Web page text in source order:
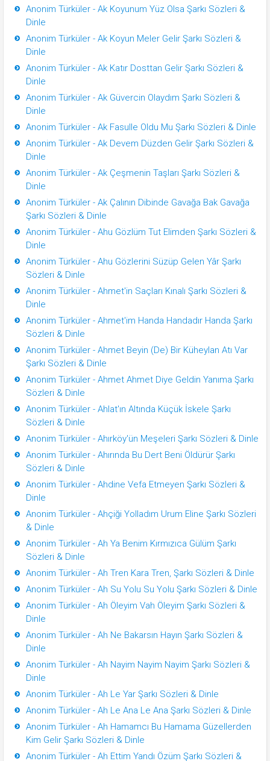
Anonim Türküler - Ak Koyunum Yüz Olsa Şarkı Sözleri &
Dinle
Anonim Türküler - Ak Koyun Meler Gelir Şarkı Sözleri &
Dinle
Anonim Türküler - Ak Katır Dosttan Gelir Şarkı Sözleri &
Dinle
Anonim Türküler - Ak Güvercin Olaydım Şarkı Sözleri &
Dinle
Anonim Türküler - Ak Fasulle Oldu Mu Şarkı Sözleri & Dinle
Anonim Türküler - Ak Devem Düzden Gelir Şarkı Sözleri &
Dinle
Anonim Türküler - Ak Çeşmenin Taşları Şarkı Sözleri &
Dinle
Anonim Türküler - Ak Çalının Dibinde Gavağa Bak Gavağa
Şarkı Sözleri & Dinle
Anonim Türküler - Ahu Gözlüm Tut Elimden Şarkı Sözleri &
Dinle
Anonim Türküler - Ahu Gözlerini Süzüp Gelen Yâr Şarkı
Sözleri & Dinle
Anonim Türküler - Ahmet'in Saçları Kınalı Şarkı Sözleri &
Dinle
Anonim Türküler - Ahmet'im Handa Handadır Handa Şarkı
Sözleri & Dinle
Anonim Türküler - Ahmet Beyin (De) Bir Küheylan Atı Var
Şarkı Sözleri & Dinle
Anonim Türküler - Ahmet Ahmet Diye Geldin Yanıma Şarkı
Sözleri & Dinle
Anonim Türküler - Ahlat'ın Altında Küçük İskele Şarkı
Sözleri & Dinle
Anonim Türküler - Ahırköy'ün Meşeleri Şarkı Sözleri & Dinle
Anonim Türküler - Ahırında Bu Dert Beni Öldürür Şarkı
Sözleri & Dinle
Anonim Türküler - Ahdine Vefa Etmeyen Şarkı Sözleri &
Dinle
Anonim Türküler - Ahçiği Yolladım Urum Eline Şarkı Sözleri
& Dinle
Anonim Türküler - Ah Ya Benim Kırmızıca Gülüm Şarkı
Sözleri & Dinle
Anonim Türküler - Ah Tren Kara Tren, Şarkı Sözleri & Dinle
Anonim Türküler - Ah Su Yolu Su Yolu Şarkı Sözleri & Dinle
Anonim Türküler - Ah Öleyim Vah Öleyim Şarkı Sözleri &
Dinle
Anonim Türküler - Ah Ne Bakarsın Hayın Şarkı Sözleri &
Dinle
Anonim Türküler - Ah Nayim Nayim Nayim Şarkı Sözleri &
Dinle
Anonim Türküler - Ah Le Yar Şarkı Sözleri & Dinle
Anonim Türküler - Ah Le Ana Le Ana Şarkı Sözleri & Dinle
Anonim Türküler - Ah Hamamcı Bu Hamama Güzellerden
Kim Gelir Şarkı Sözleri & Dinle
Anonim Türküler - Ah Ettim Yandı Özüm Şarkı Sözleri &